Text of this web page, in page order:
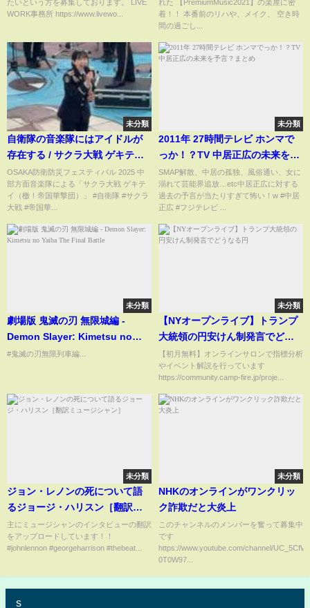
たいという方を募集しております。 LIVE
WORK事務所 https://www.livewo...
れた 【PremiumMusic2021】の楽屋に密
着！！ 本番前のリハや、メイク、 空き時
間の過ごし...
未分類
自衛隊の音楽隊にはアイドルが
存在する / サクラ大戦 ゲキテイ
（檄！帝国華撃団）
OSAKA防衛防災フェスティバル 2025 中
部方面音楽隊による「サクラ大戦 ゲキテ
イ（檄！帝国華撃団）」 #自衛隊 #サクラ
大戦 #帝国華...
未分類
2011年 27時間テレビ ホンマで
っか！？TV 中居正広の未来を予
言？まとめ
SMAP解散、中居の孤独、風俗通い、女に
溺れて芸能界追放…etc中居正広に対する
過去の予言が当たりすぎて怖い！w #中居
正広 #フジテレビ ...
未分類
劇場版 鬼滅の刃 無限城編 -
Demon Slayer: Kimetsu no
Yaiba The Final Battle
#鬼滅の刃無限列車編...
未分類
【NYオープンライブ】トランプ
大統領の円安けん制発言でどう
なる円
【初月無料】オンラインサロンで指標分析
やイベント解説を行っています
https://community.camp-fire.jp/proje...
未分類
ジョン・レノンの死について語
るジョージ・ハリスン［翻訳ミ
ュージシャン］
主にミュージシャンのインタビューの翻訳
をアップロードしています！！
#johnlennon #georgeharrison #thebeat...
未分類
NHKのオンラインがワンクリッ
ク詐欺だと大炎上
このチャンネルのメンバーを奮って募集中
です
https://www.youtube.com/channel/
0T0W97...
s